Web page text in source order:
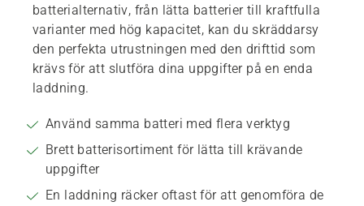
batterialternativ, från lätta batterier till kraftfulla
varianter med hög kapacitet, kan du skräddarsy
den perfekta utrustningen med den drifttid som
krävs för att slutföra dina uppgifter på en enda
laddning.
Använd samma batteri med flera verktyg
Brett batterisortiment för lätta till krävande
uppgifter
En laddning räcker oftast för att genomföra de